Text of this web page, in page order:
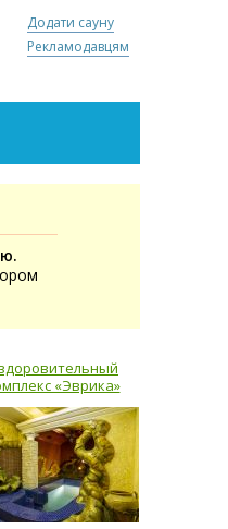
Додати сауну
Рекламодавцям
«Эврика»